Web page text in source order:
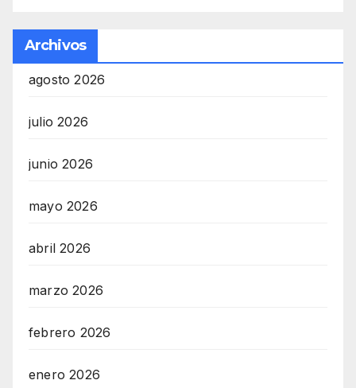
Archivos
agosto 2026
julio 2026
junio 2026
mayo 2026
abril 2026
marzo 2026
febrero 2026
enero 2026